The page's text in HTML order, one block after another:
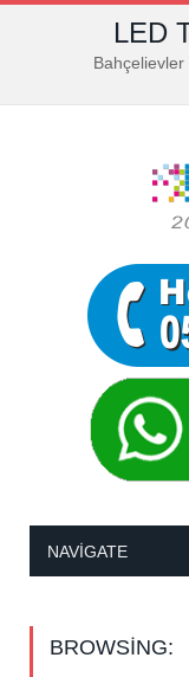
LED
Bahçelievler
NAVIGATE
BROWSING: